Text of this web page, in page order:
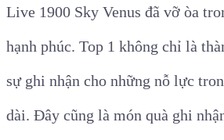
Live 1900 Sky Venus đã vỡ òa
hạnh phúc. Top 1 không chỉ là
sự ghi nhận cho những nỗ lực
dài. Đây cũng là món quà ghi